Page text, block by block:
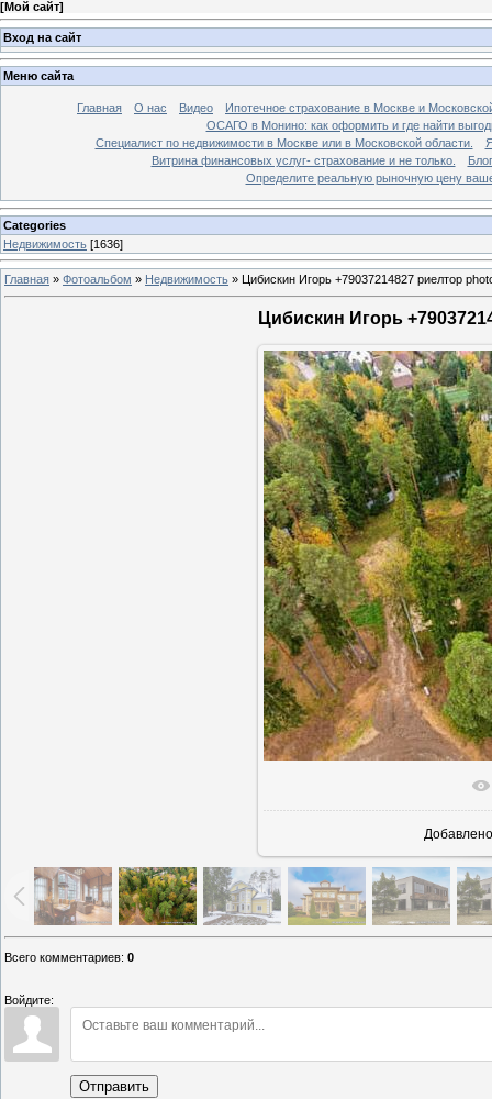
[Мой сайт]
Вход на сайт
Меню сайта
Главная О нас Видео
Ипотечное страхование в Москве и
ОСАГО в Монино: как оформить и где найти
Специалист по недвижимости в Москве или в Московской области.
Витрина финансовых услуг- страхование и не только.
Блог
Определите реальную рыночную цену
Categories
Недвижимость [1636]
Главная » Фотоальбом » Недвижимость » Цибискин Игорь +79037214827 риелтор
Цибискин Игорь
В
Добавлено
Всего комментариев: 0
Войдите:
Отправить